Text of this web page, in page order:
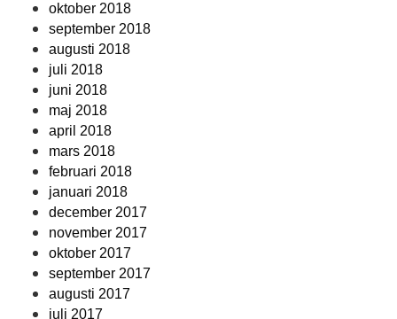
oktober 2018
september 2018
augusti 2018
juli 2018
juni 2018
maj 2018
april 2018
mars 2018
februari 2018
januari 2018
december 2017
november 2017
oktober 2017
september 2017
augusti 2017
juli 2017